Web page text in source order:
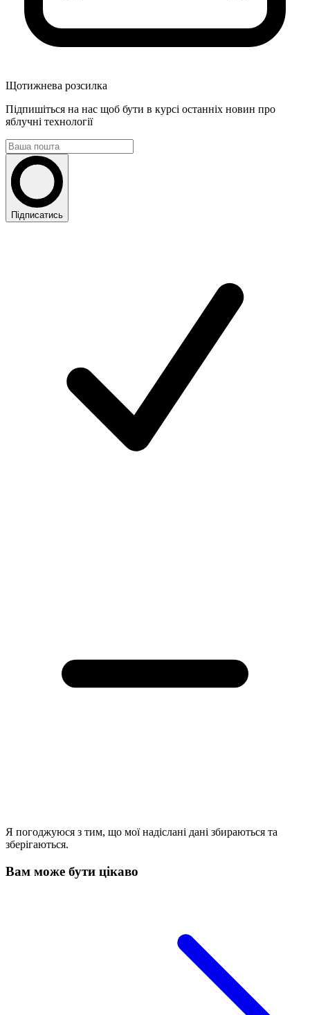
Щотижнева розсилка
Підпишіться на нас щоб бути в курсі останніх новин про
яблучні технології
Підписатись
Я погоджуюся з тим, що мої надіслані дані збираються та
зберігаються.
Вам може бути цікаво